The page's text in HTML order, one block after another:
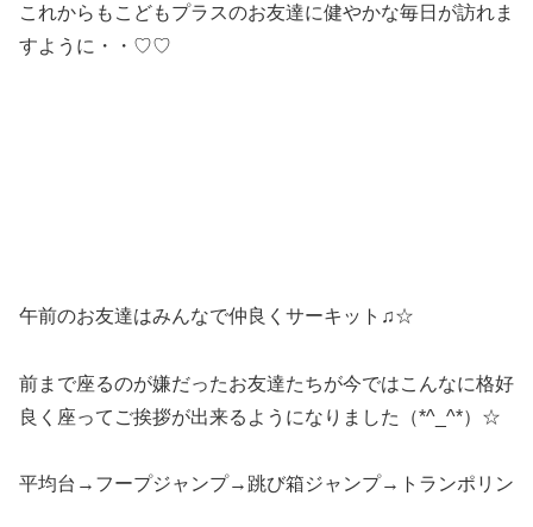
これからもこどもプラスのお友達に健やかな毎日が訪れま
すように・・♡♡
午前のお友達はみんなで仲良くサーキット♫☆
前まで座るのが嫌だったお友達たちが今ではこんなに格好
良く座ってご挨拶が出来るようになりました（*^_^*）☆
平均台→フープジャンプ→跳び箱ジャンプ→トランポリン